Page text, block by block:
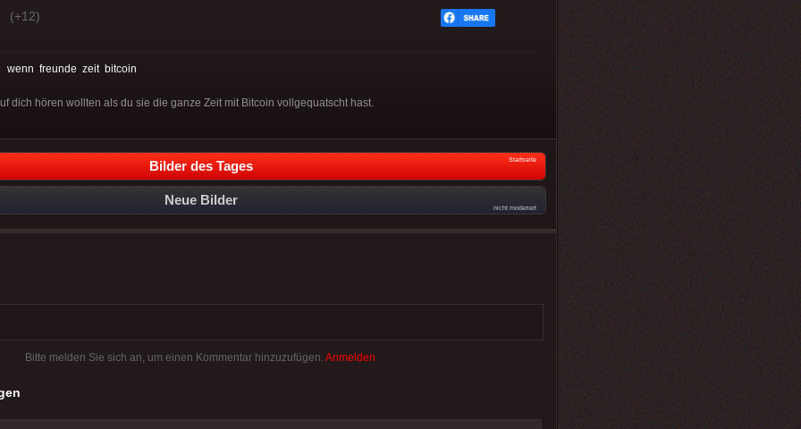
(+12)
wenn freunde zeit bitcoin
dich hören wollten als du sie die ganze Zeit mit Bitcoin vollgequatscht hast.
Bilder des Tages Startseite
Neue Bilder
nicht moderiert
Bitte melden Sie sich an, um einen Kommentar hinzuzufügen. Anmelden